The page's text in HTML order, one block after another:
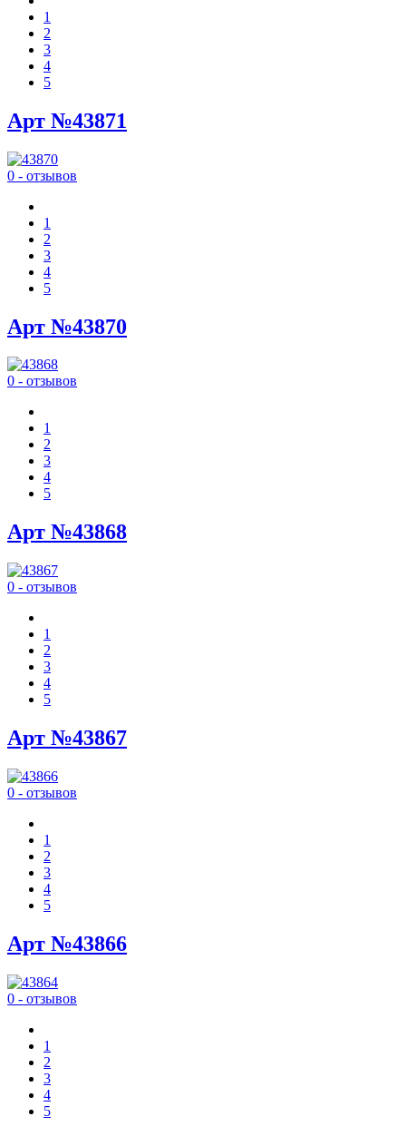
1
2
3
4
5
Арт №43871
0 - отзывов
1
2
3
4
5
Арт №43870
0 - отзывов
1
2
3
4
5
Арт №43868
0 - отзывов
1
2
3
4
5
Арт №43867
0 - отзывов
1
2
3
4
5
Арт №43866
0 - отзывов
1
2
3
4
5